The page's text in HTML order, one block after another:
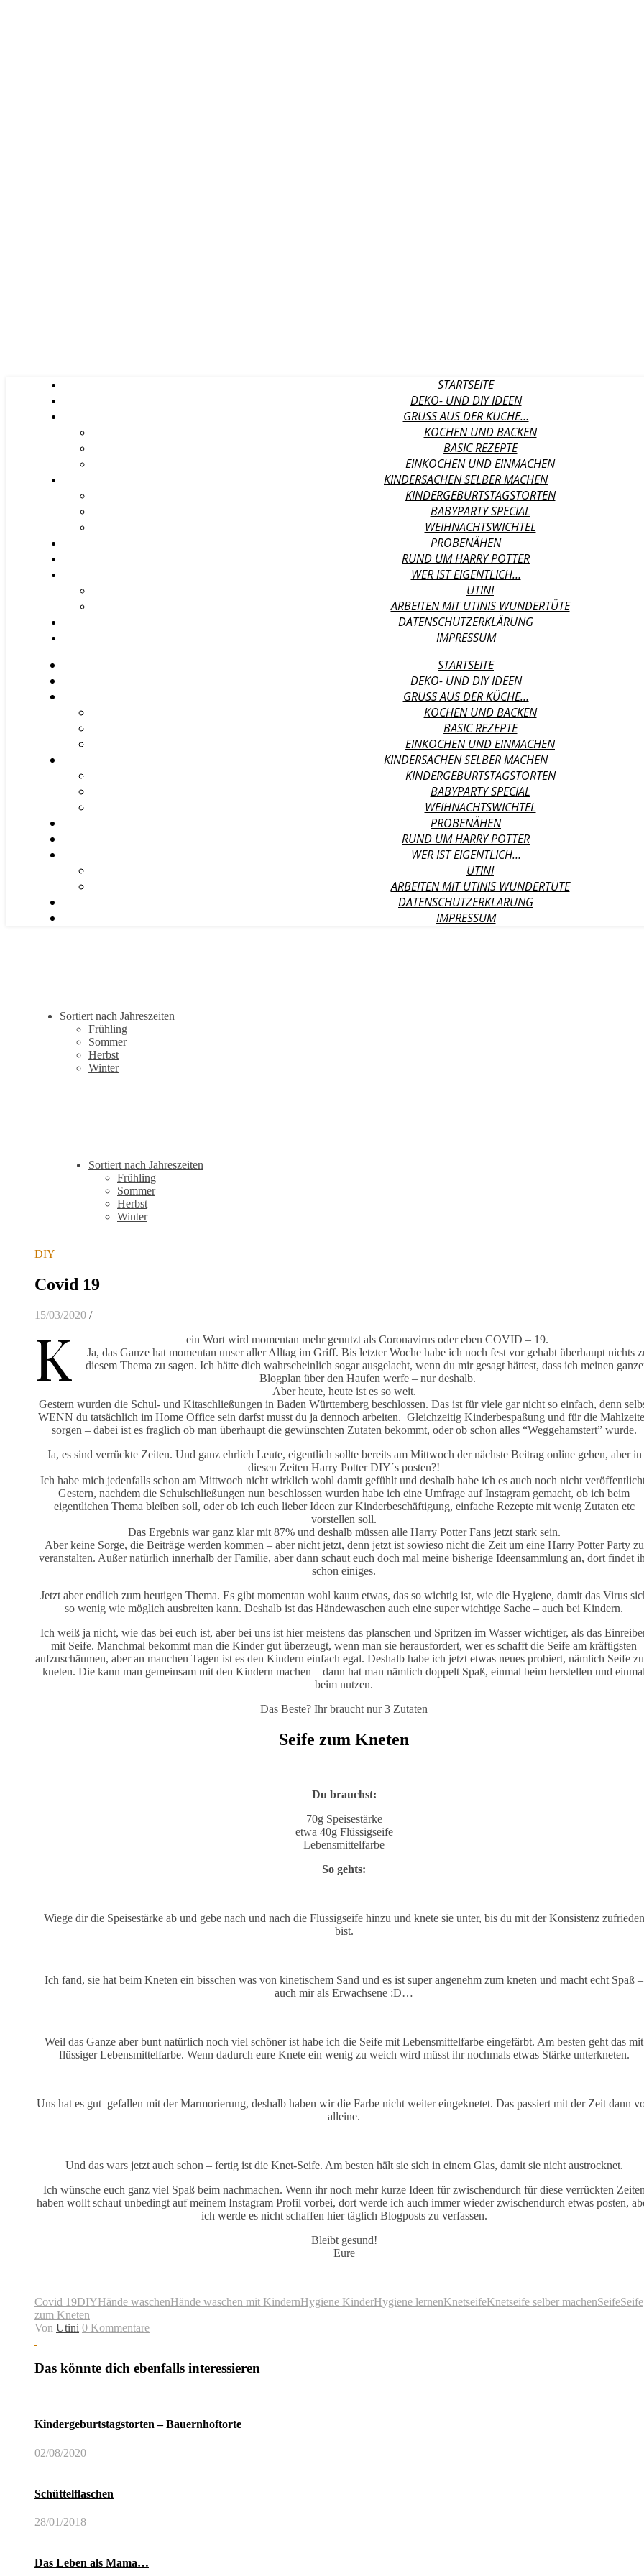
STARTSEITE
DEKO- UND DIY IDEEN
GRUSS AUS DER KÜCHE…
KOCHEN UND BACKEN
BASIC REZEPTE
EINKOCHEN UND EINMACHEN
KINDERSACHEN SELBER MACHEN
KINDERGEBURTSTAGSTORTEN
BABYPARTY SPECIAL
WEIHNACHTSWICHTEL
PROBENÄHEN
RUND UM HARRY POTTER
WER IST EIGENTLICH…
UTINI
ARBEITEN MIT UTINIS WUNDERTÜTE
DATENSCHUTZERKLÄRUNG
IMPRESSUM
STARTSEITE
DEKO- UND DIY IDEEN
GRUSS AUS DER KÜCHE…
KOCHEN UND BACKEN
BASIC REZEPTE
EINKOCHEN UND EINMACHEN
KINDERSACHEN SELBER MACHEN
KINDERGEBURTSTAGSTORTEN
BABYPARTY SPECIAL
WEIHNACHTSWICHTEL
PROBENÄHEN
RUND UM HARRY POTTER
WER IST EIGENTLICH…
UTINI
ARBEITEN MIT UTINIS WUNDERTÜTE
DATENSCHUTZERKLÄRUNG
IMPRESSUM
Sortiert nach Jahreszeiten
Frühling
Sommer
Herbst
Winter
Sortiert nach Jahreszeiten
Frühling
Sommer
Herbst
Winter
DIY
Covid 19
15/03/2020 /
K
ein Wort wird momentan mehr genutzt als Coronavirus oder eben COVID – 19.
Ja, das Ganze hat momentan unser aller Alltag im Griff. Bis letzter Woche habe ich noch fest vor gehabt überhaupt nichts
diesem Thema zu sagen. Ich hätte dich wahrscheinlich sogar ausgelacht, wenn du mir gesagt hättest, dass ich meinen
Blogplan über den Haufen werfe – nur deshalb.
Aber heute, heute ist es so weit.
Gestern wurden die Schul- und Kitaschließungen in Baden Württemberg beschlossen. Das ist für viele gar nicht so einfach, denn
WENN du tatsächlich im Home Office sein darfst musst du ja dennoch arbeiten. Gleichzeitig Kinderbespaßung und für die
sorgen – dabei ist es fraglich ob man überhaupt die gewünschten Zutaten bekommt, oder ob schon alles “Weggehamstert” wurde.
Ja, es sind verrückte Zeiten. Und ganz ehrlich Leute, eigentlich sollte bereits am Mittwoch der nächste Beitrag online gehen, aber in
diesen Zeiten Harry Potter DIY´s posten?!
Ich habe mich jedenfalls schon am Mittwoch nicht wirklich wohl damit gefühlt und deshalb habe ich es auch noch nicht
Gestern, nachdem die Schulschließungen nun beschlossen wurden habe ich eine Umfrage auf Instagram gemacht, ob ich beim
eigentlichen Thema bleiben soll, oder ob ich euch lieber Ideen zur Kinderbeschäftigung, einfache Rezepte mit wenig Zutaten etc
vorstellen soll.
Das Ergebnis war ganz klar mit 87% und deshalb müssen alle Harry Potter Fans jetzt stark sein.
Aber keine Sorge, die Beiträge werden kommen – aber nicht jetzt, denn jetzt ist sowieso nicht die Zeit um eine Harry Potter Party zu
veranstalten. Außer natürlich innerhalb der Familie, aber dann schaut euch doch mal meine bisherige Ideensammlung an, dort findet
schon einiges.
Jetzt aber endlich zum heutigen Thema. Es gibt momentan wohl kaum etwas, das so wichtig ist, wie die Hygiene, damit das Virus
so wenig wie möglich ausbreiten kann. Deshalb ist das Händewaschen auch eine super wichtige Sache – auch bei Kindern.
Ich weiß ja nicht, wie das bei euch ist, aber bei uns ist hier meistens das planschen und Spritzen im Wasser wichtiger, als das
mit Seife. Manchmal bekommt man die Kinder gut überzeugt, wenn man sie herausfordert, wer es schafft die Seife am kräftigsten
aufzuschäumen, aber an manchen Tagen ist es den Kindern einfach egal. Deshalb habe ich jetzt etwas neues probiert, nämlich Seife
kneten. Die kann man gemeinsam mit den Kindern machen – dann hat man nämlich doppelt Spaß, einmal beim herstellen und einmal
beim nutzen.
Das Beste? Ihr braucht nur 3 Zutaten
Seife zum Kneten
Du brauchst:
70g Speisestärke
etwa 40g Flüssigseife
Lebensmittelfarbe
So gehts:
Wiege dir die Speisestärke ab und gebe nach und nach die Flüssigseife hinzu und knete sie unter, bis du mit der Konsistenz zufrieden
bist.
Ich fand, sie hat beim Kneten ein bisschen was von kinetischem Sand und es ist super angenehm zum kneten und macht echt Spaß –
auch mir als Erwachsene :D…
Weil das Ganze aber bunt natürlich noch viel schöner ist habe ich die Seife mit Lebensmittelfarbe eingefärbt. Am besten geht das mit
flüssiger Lebensmittelfarbe. Wenn dadurch eure Knete ein wenig zu weich wird müsst ihr nochmals etwas Stärke unterkneten.
Uns hat es gut gefallen mit der Marmorierung, deshalb haben wir die Farbe nicht weiter eingeknetet. Das passiert mit der Zeit dann
alleine.
Und das wars jetzt auch schon – fertig ist die Knet-Seife. Am besten hält sie sich in einem Glas, damit sie nicht austrocknet.
Ich wünsche euch ganz viel Spaß beim nachmachen. Wenn ihr noch mehr kurze Ideen für zwischendurch für diese verrückten Zeiten
haben wollt schaut unbedingt auf meinem Instagram Profil vorbei, dort werde ich auch immer wieder zwischendurch etwas posten,
ich werde es nicht schaffen hier täglich Blogposts zu verfassen.
Bleibt gesund!
Eure
Covid 19DIYHände waschenHände waschen mit KindernHygiene KinderHygiene lernenKnetseifeKnetseife selber machenSeifeSeife
zum Kneten
Von Utini 0 Kommentare
Das könnte dich ebenfalls interessieren
Kindergeburtstagstorten – Bauernhoftorte
02/08/2020
Schüttelflaschen
28/01/2018
Das Leben als Mama…